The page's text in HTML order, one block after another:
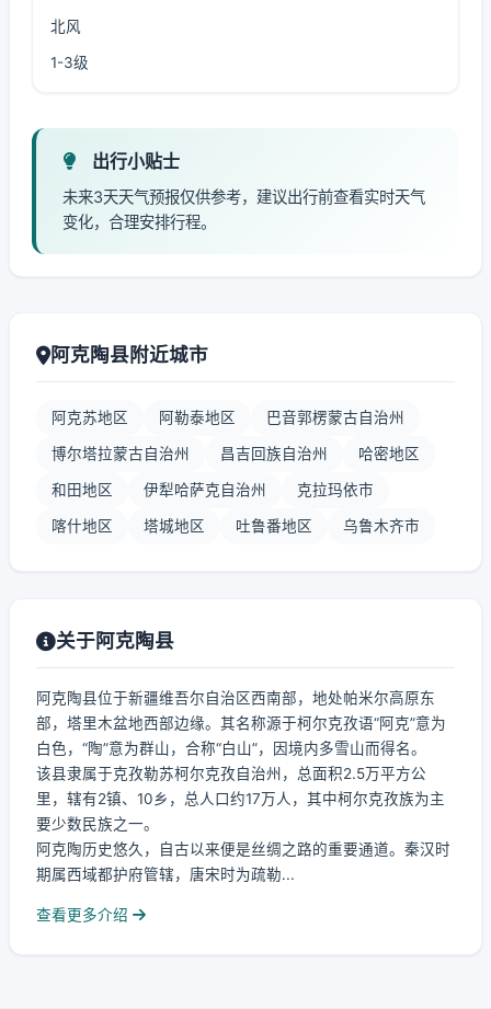
北风
1-3级
出行小贴士
未来3天天气预报仅供参考，建议出行前查看实时天气
变化，合理安排行程。
阿克陶县附近城市
阿克苏地区 阿勒泰地区 巴音郭楞蒙古自治州
博尔塔拉蒙古自治州 昌吉回族自治州 哈密地区
和田地区 伊犁哈萨克自治州 克拉玛依市
喀什地区 塔城地区 吐鲁番地区 乌鲁木齐市
关于阿克陶县
阿克陶县位于新疆维吾尔自治区西南部，地处帕米尔高原东
部，塔里木盆地西部边缘。其名称源于柯尔克孜语“阿克”意为
白色，“陶”意为群山，合称“白山”，因境内多雪山而得名。
该县隶属于克孜勒苏柯尔克孜自治州，总面积2.5万平方公
里，辖有2镇、10乡，总人口约17万人，其中柯尔克孜族为主
要少数民族之一。
阿克陶历史悠久，自古以来便是丝绸之路的重要通道。秦汉时
期属西域都护府管辖，唐宋时为疏勒...
查看更多介绍